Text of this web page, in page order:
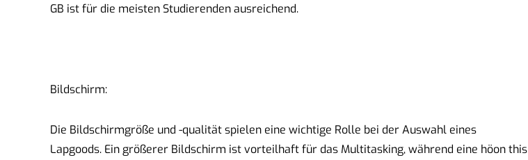
GB ist für die meisten Studierenden ausreichend.
Bildschirm:
Die Bildschirmgröße und -qualität spielen eine wichtige Rolle bei der Auswahl eines
Lapgoods. Ein größerer Bildschirm ist vorteilhaft für das Multitasking, während eine höon this